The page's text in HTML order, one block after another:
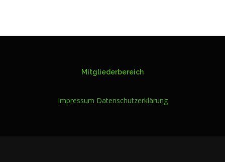
Mitgliederbereich
Impressum Datenschutzerklärung